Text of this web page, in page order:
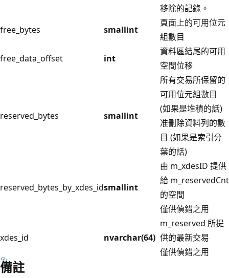
移除的記錄。
free_bytes
smallint
頁面上的可用位元
組數目
free_data_offset
int
資料區結尾的可用
空間位移
reserved_bytes smallint
所有交易所保留的
可用位元組數目
(如果是堆積的話)
准刪除資料列的數
目 (如果是索引分
葉的話)
reserved_bytes_by_xdes_idsmallint
由 m_xdesID 提供
給 m_reservedCnt
的空間
僅供偵錯之用
xdes_id nvarchar(64)
m_reserved 所提
供的最新交易
僅供偵錯之用
備註